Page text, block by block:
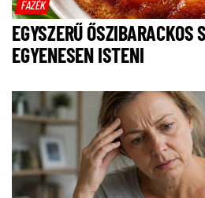
FAZÉK
EGYSZERŰ ŐSZIBARACKOS
EGYENESEN ISTENI